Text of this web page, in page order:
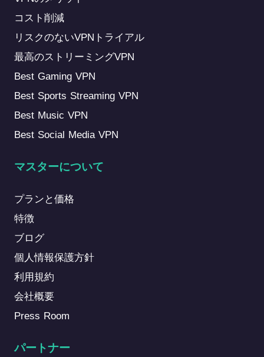
コスト削減
リスクのないVPNトライアル
最高のストリーミングVPN
Best Gaming VPN
Best Sports Streaming VPN
Best Music VPN
Best Social Media VPN
マスターについて
プランと価格
特徴
ブログ
個人情報保護方針
利用規約
会社概要
Press Room
パートナー